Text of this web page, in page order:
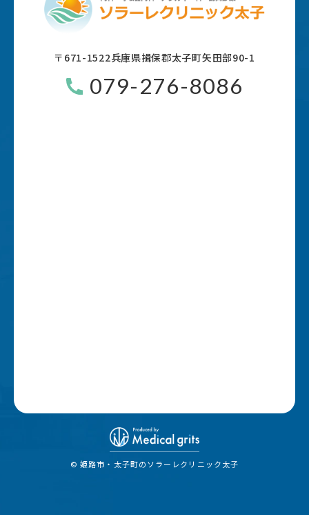
〒671-1522兵庫県揖保郡太子町矢田部90-1
079-276-8086
© 姫路市・太子町のソラーレクリニック太子